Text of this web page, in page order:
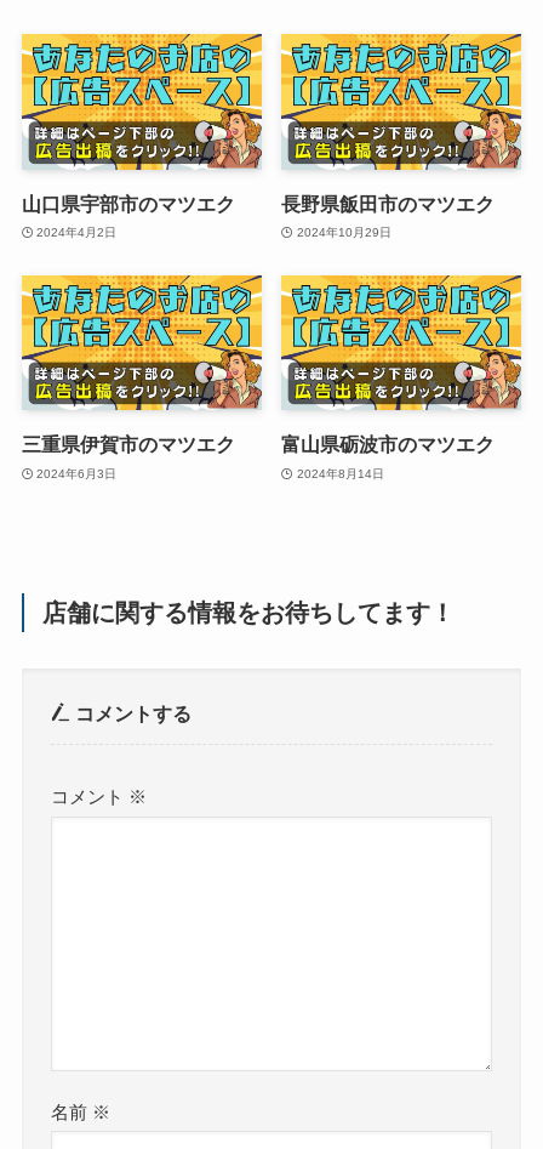
山口県宇部市のマツエク
2024年4月2日
長野県飯田市のマツエク
2024年10月29日
三重県伊賀市のマツエク
2024年6月3日
富山県砺波市のマツエク
2024年8月14日
店舗に関する情報をお待ちしてます！
コメントする
コメント ※
名前 ※